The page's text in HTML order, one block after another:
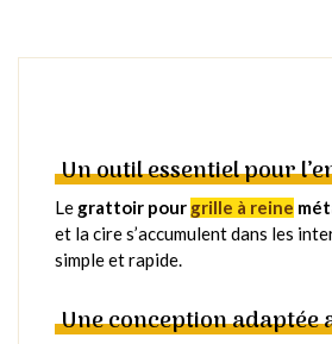
Un outil essentiel pour
Le grattoir pour grille à reine
et la cire s’accumulent dans les
simple et rapide.
Une conception adaptée